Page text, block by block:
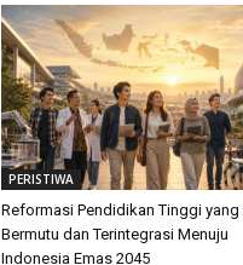
PERISTIWA
Reformasi Pendidikan Tinggi yang
Bermutu dan Terintegrasi Menuju
Indonesia Emas 2045